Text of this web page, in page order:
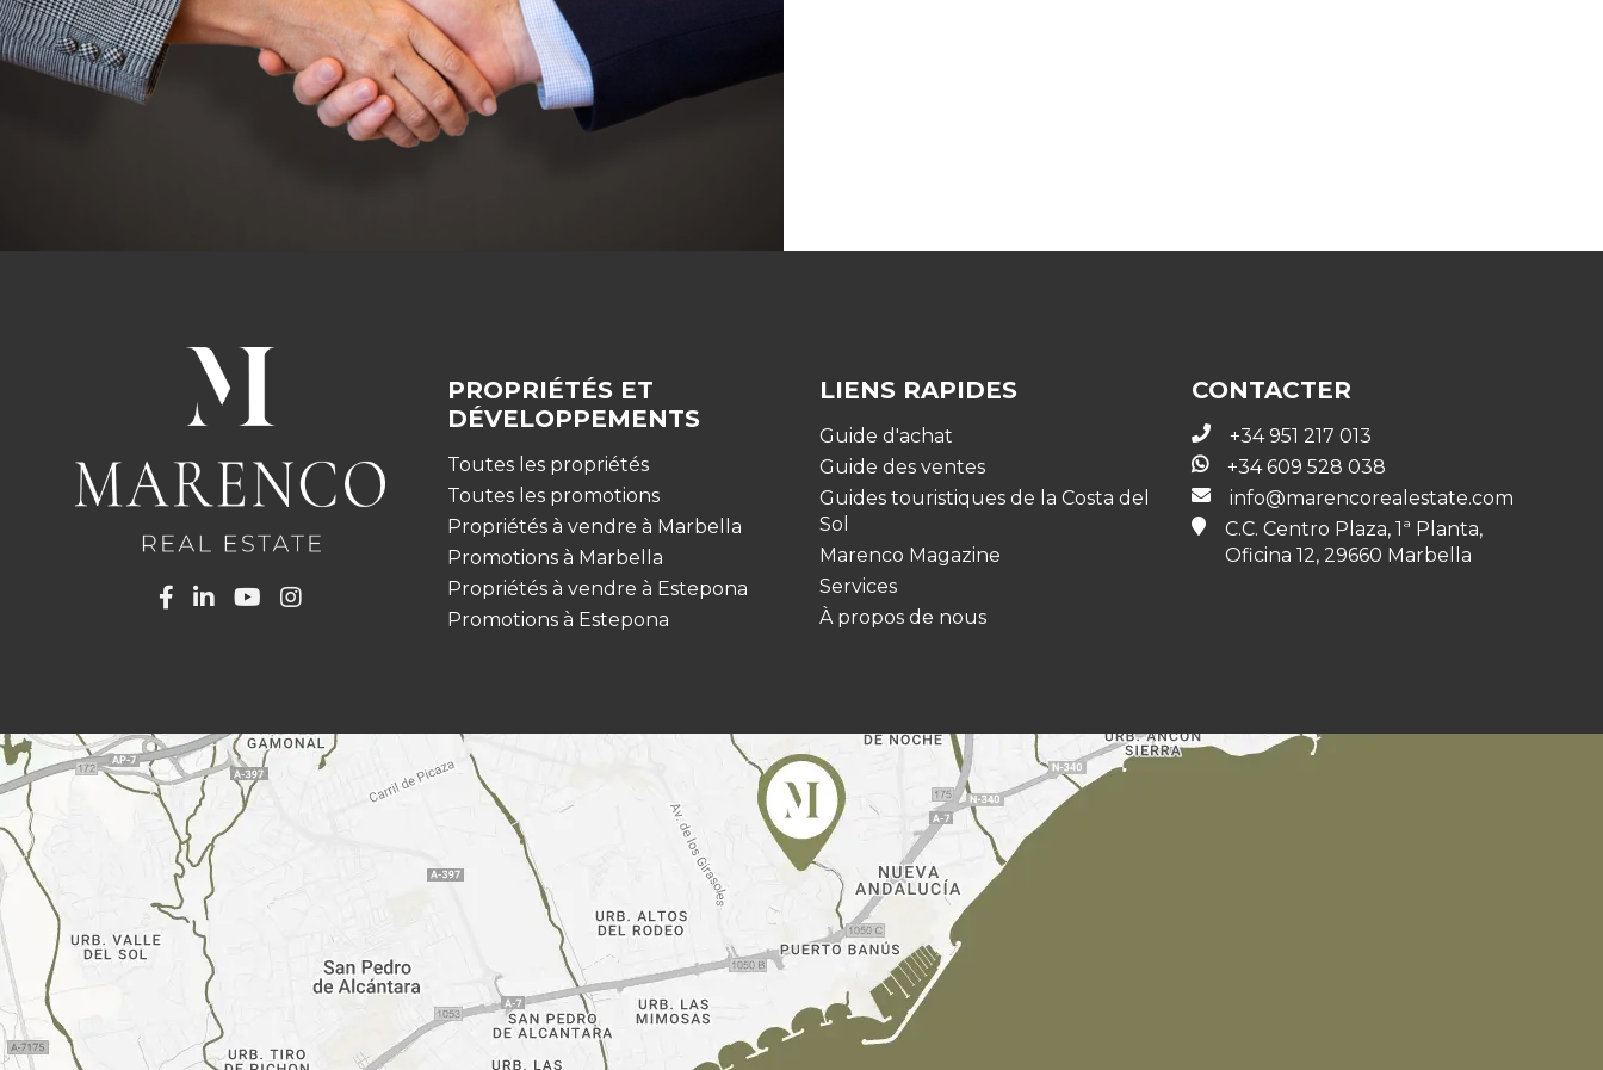
PROPRIÉTÉS ET
DÉVELOPPEMENTS
Toutes les propriétés
Toutes les promotions
Propriétés à vendre à Marbella
Promotions à Marbella
Propriétés à vendre à Estepona
Promotions à Estepona
LIENS RAPIDES
Guide d'achat
Guide des ventes
Guides touristiques de la Costa del
Sol
Marenco Magazine
Services
À propos de nous
CONTACTER
+34 951 217 013
+34 609 528 038
info@marencorealestate.com
C.C. Centro Plaza, 1ª Planta,
Oficina 12, 29660 Marbella